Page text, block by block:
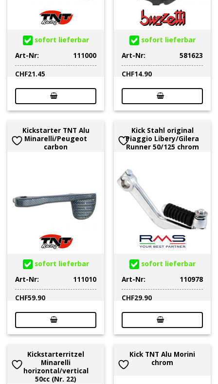
sofort lieferbar
Art-Nr:
111000
CHF21.45
sofort lieferbar
Art-Nr:
581623
CHF14.90
Kickstarter TNT Alu
Minarelli/Peugeot
carbon
sofort lieferbar
Art-Nr:
111010
CHF59.90
Kick Stahl original
Piaggio Libery/Gilera
Runner 50/125 chrom
sofort lieferbar
Art-Nr:
110978
CHF29.90
Kickstarterritzel
Minarelli
horizontal/vertical
50cc (Nr. 22)
Kick TNT Alu Morini
chrom